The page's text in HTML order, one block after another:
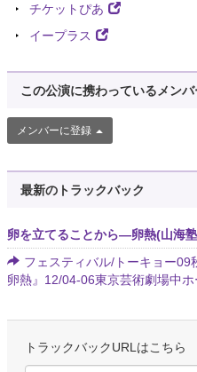
チケットぴあ
イープラス
この公演に携わっているメンバ
メンバーに登録
最新のトラックバック
卵を立てることから―卵熱(山海
フェスティバル/トーキョー
卵熱』12/04-06東京芸術劇場中ホ
トラックバックURLはこちら